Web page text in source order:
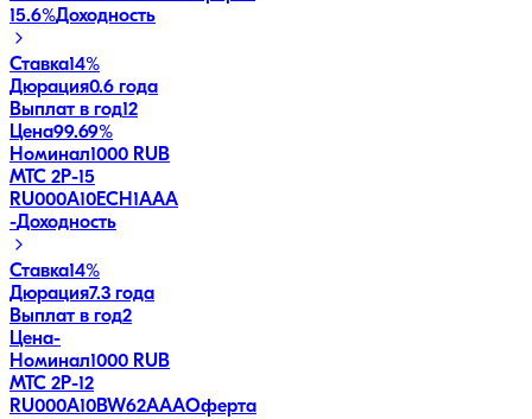
15.6%Доходность
Ставка14%
Дюрация0.6 года
Выплат в год12
Цена99.69%
Номинал1000 RUB
МТС 2Р-15
RU000A10ECH1AAA
-Доходность
Ставка14%
Дюрация7.3 года
Выплат в год2
Цена-
Номинал1000 RUB
МТС 2P-12
RU000A10BW62AAAОферта